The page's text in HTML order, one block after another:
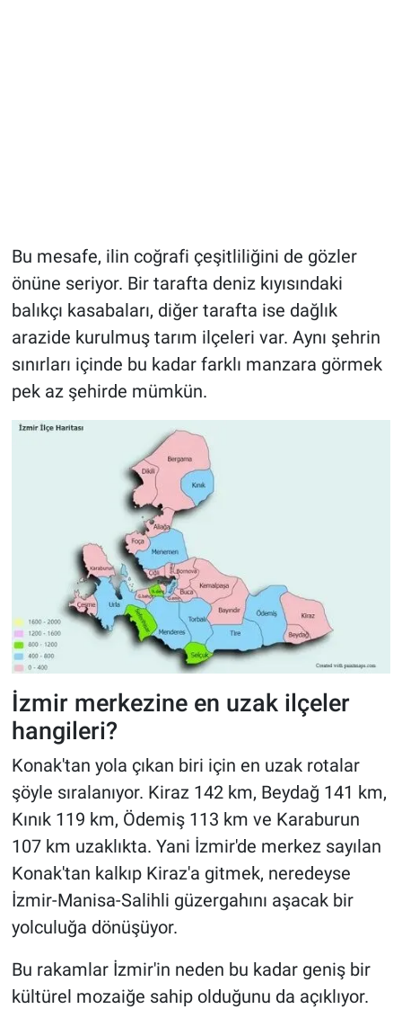
Bu mesafe, ilin coğrafi çeşitliliğini de gözler
önüne seriyor. Bir tarafta deniz kıyısındaki
balıkçı kasabaları, diğer tarafta ise dağlık
arazide kurulmuş tarım ilçeleri var. Aynı şehrin
sınırları içinde bu kadar farklı manzara görmek
pek az şehirde mümkün.
İzmir merkezine en uzak ilçeler
hangileri?
Konak'tan yola çıkan biri için en uzak rotalar
şöyle sıralanıyor. Kiraz 142 km, Beydağ 141 km,
Kınık 119 km, Ödemiş 113 km ve Karaburun
107 km uzaklıkta. Yani İzmir'de merkez sayılan
Konak'tan kalkıp Kiraz'a gitmek, neredeyse
İzmir-Manisa-Salihli güzergahını aşacak bir
yolculuğa dönüşüyor.
Bu rakamlar İzmir'in neden bu kadar geniş bir
kültürel mozaiğe sahip olduğunu da açıklıyor.